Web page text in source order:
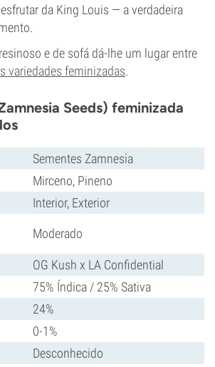
da King Louis — a verdadeira
e de sofá dá-lhe um lugar entre
variedades feminizadas.
Seeds) feminizada
Sementes Zamnesia
Mirceno, Pineno
Interior, Exterior
Moderado
OG Kush x LA Confidential
75% Índica / 25% Sativa
24%
0-1%
Desconhecido